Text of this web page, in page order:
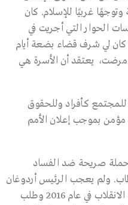
غربيًا للإسلام. كان
الحوار التي أجريت في
كان لي شرف قضاء بضعة أيام
يعتقد أن الأسرة هي
للمجتمع كأفراد وللحقوق
مؤمن بموجب إعلان الأمم
حملة صريحة ضد الفساد
ولم يعجب الرئيس أردوغان
بذلك وحمّل كولن مسؤولية محاولة الانقلاب في عام 2016 وطلب